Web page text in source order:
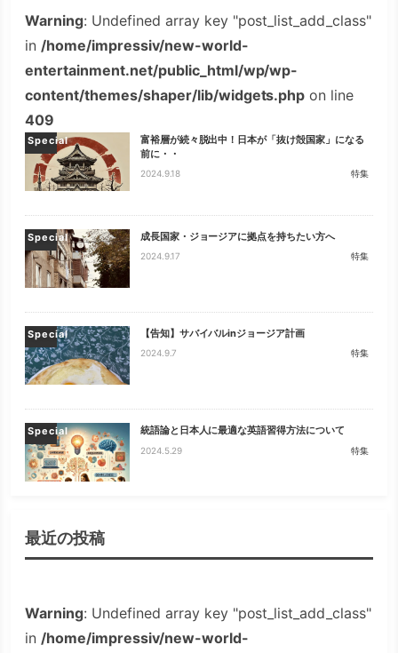
Warning: Undefined array key "post_list_add_class"
in /home/impressiv/new-world-
entertainment.net/public_html/wp/wp-
content/themes/shaper/lib/widgets.php on line
409
Special
富裕層が続々脱出中！日本が「抜け殻国家」になる
前に・・
2024.9.18 特集
Special 成長国家・ジョージアに拠点を持ちたい方へ
2024.9.17 特集
Special 【告知】サバイバルinジョージア計画
2024.9.7 特集
Special 統語論と日本人に最適な英語習得方法について
2024.5.29 特集
最近の投稿
Warning: Undefined array key "post_list_add_class"
in /home/impressiv/new-world-